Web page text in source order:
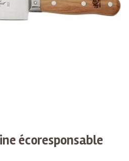
écoresponsable